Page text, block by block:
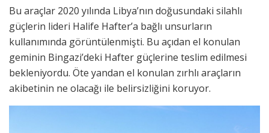
Bu araçlar 2020 yılında Libya’nın doğusundaki silahlı
güçlerin lideri Halife Hafter’a bağlı unsurların
kullanımında görüntülenmişti. Bu açıdan el konulan
geminin Bingazi’deki Hafter güçlerine teslim edilmesi
bekleniyordu. Öte yandan el konulan zırhlı araçların
akibetinin ne olacağı ile belirsizliğini koruyor.